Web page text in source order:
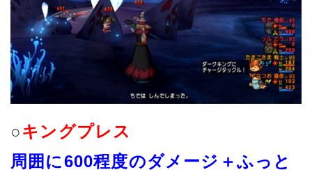
○キングプレス
周囲に600程度のダメージ＋ふっと